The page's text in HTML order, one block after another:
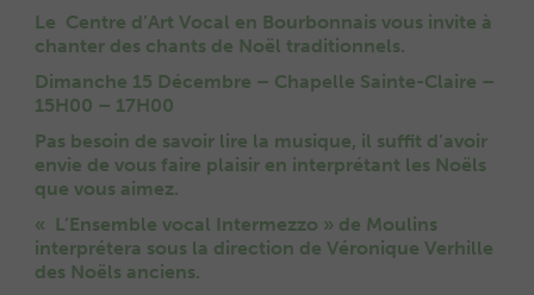
Le Centre d’Art Vocal en Bourbonnais vous invite à
chanter des chants de Noël traditionnels.
Dimanche 15 Décembre – Chapelle Sainte-Claire –
15H00 – 17H00
Pas besoin de savoir lire la musique, il suffit d’avoir
envie de vous faire plaisir en interprétant les Noëls
que vous aimez.
« L’Ensemble vocal Intermezzo » de Moulins
interprétera sous la direction de Véronique Verhille
des Noëls anciens.